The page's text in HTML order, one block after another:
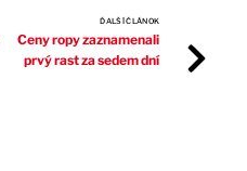
ĎALŠÍ ČLÁNOK
Ceny ropy zaznamenali
prvý rast za sedem dní